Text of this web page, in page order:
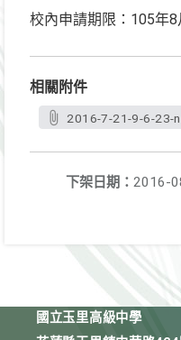
校內申請期限：105年8
相關附件
2016-7-21-9-6-23-
下架日期： 2016-
國立玉里高級中學